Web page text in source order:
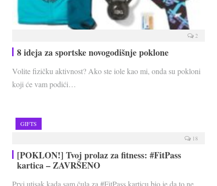
2
8 ideja za sportske novogodišnje poklone
Volite fizičku aktivnost? Ako ste iole kao mi, onda su pokloni
koji će vam podići…
GIFTS
18
[POKLON!] Tvoj prolaz za fitness: #FitPass
kartica – ZAVRŠENO